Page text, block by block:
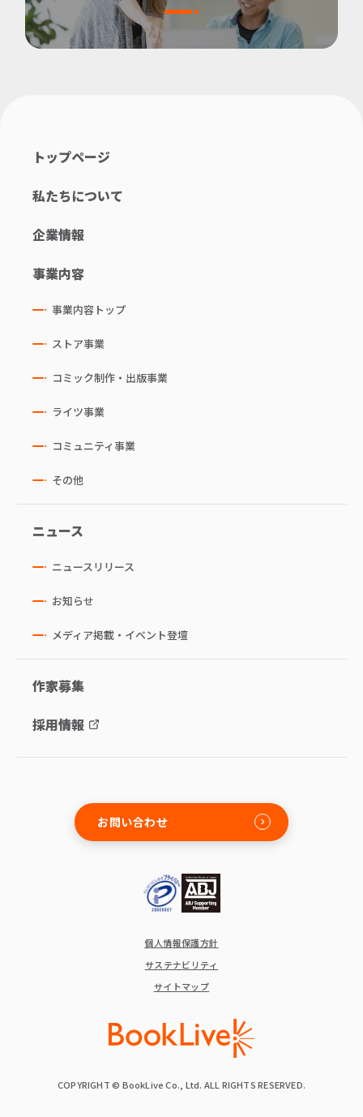
トップページ
私たちについて
企業情報
事業内容
事業内容トップ
ストア事業
コミック制作・出版事業
ライツ事業
コミュニティ事業
その他
ニュース
ニュースリリース
お知らせ
メディア掲載・イベント登壇
作家募集
採用情報
お問い合わせ
COPYRIGHT © BookLive Co., Ltd. ALL RIGHTS RESERVED.
個人情報保護方針
サステナビリティ
サイトマップ